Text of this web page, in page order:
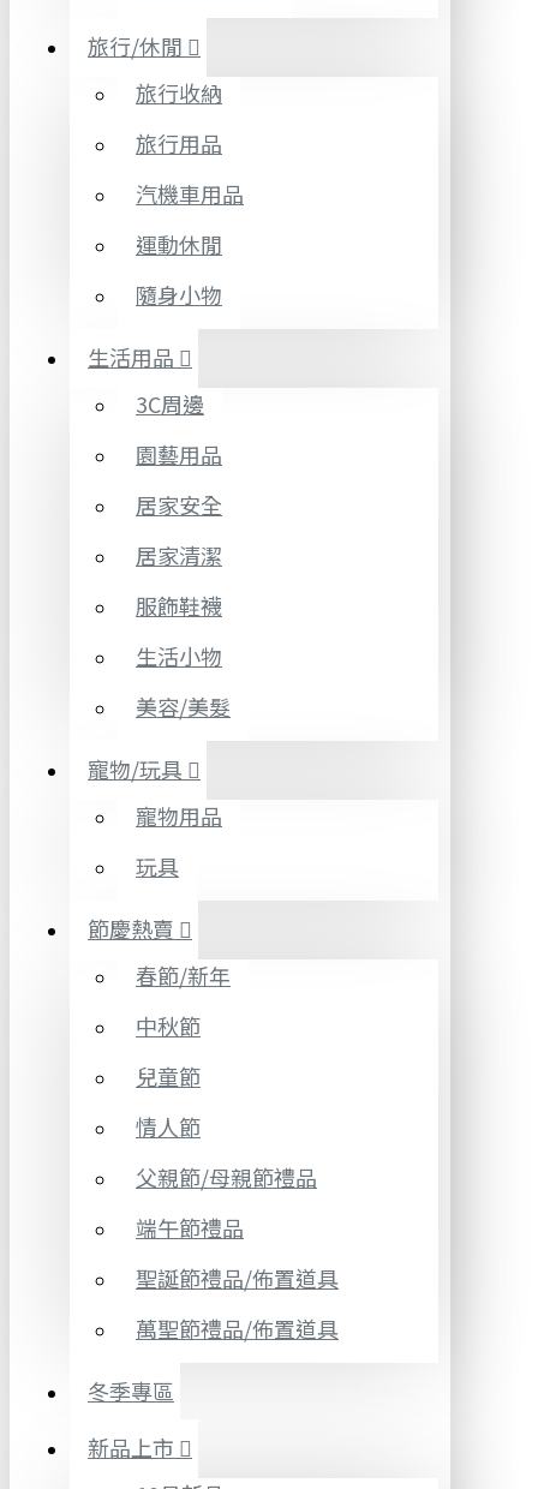
旅行/休閒
旅行收納
旅行用品
汽機車用品
運動休閒
隨身小物
生活用品
3C周邊
園藝用品
居家安全
居家清潔
服飾鞋襪
生活小物
美容/美髮
寵物/玩具
寵物用品
玩具
節慶熱賣
春節/新年
中秋節
兒童節
情人節
父親節/母親節禮品
端午節禮品
聖誕節禮品/佈置道具
萬聖節禮品/佈置道具
冬季專區
新品上市